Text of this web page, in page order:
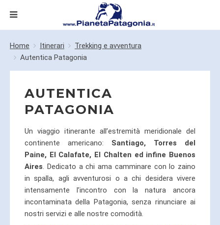
Home Itinerari
Trekking e avventura
Autentica Patagonia
AUTENTICA
PATAGONIA
Un viaggio itinerante all’estremità meridionale del
continente americano: Santiago, Torres del
Paine, El Calafate, El Chalten ed infine Buenos
Aires. Dedicato a chi ama camminare con lo zaino
in spalla, agli avventurosi o a chi desidera vivere
intensamente l’incontro con la natura ancora
incontaminata della Patagonia, senza rinunciare ai
nostri servizi e alle nostre comodità.